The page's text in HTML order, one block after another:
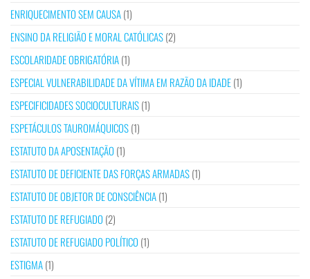
ENRIQUECIMENTO SEM CAUSA(1)
ENSINO DA RELIGIÃO E MORAL CATÓLICAS(2)
ESCOLARIDADE OBRIGATÓRIA(1)
ESPECIAL VULNERABILIDADE DA VÍTIMA EM RAZÃO DA IDADE(1)
ESPECIFICIDADES SOCIOCULTURAIS(1)
ESPETÁCULOS TAUROMÁQUICOS(1)
ESTATUTO DA APOSENTAÇÃO (1)
ESTATUTO DE DEFICIENTE DAS FORÇAS ARMADAS(1)
ESTATUTO DE OBJETOR DE CONSCIÊNCIA(1)
ESTATUTO DE REFUGIADO (2)
ESTATUTO DE REFUGIADO POLÍTICO (1)
ESTIGMA(1)